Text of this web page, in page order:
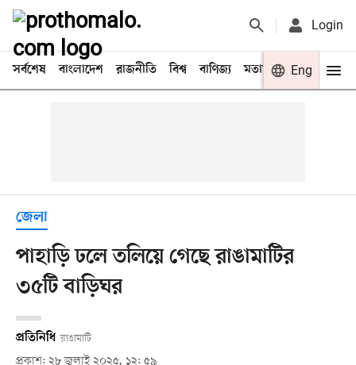
Login
সর্বশেষ বাংলাদেশ রাজনীতি বিশ্ব বাণিজ্য মতামত খেলা
Eng
জেলা
পাহাড়ি ঢলে তলিয়ে গেছে রাঙামাটির
৩৫টি বাড়িঘর
প্রতিনিধি রাঙামাটি
প্রকাশ: ২৮ জুলাই ২০২৫, ১২: ৫৯